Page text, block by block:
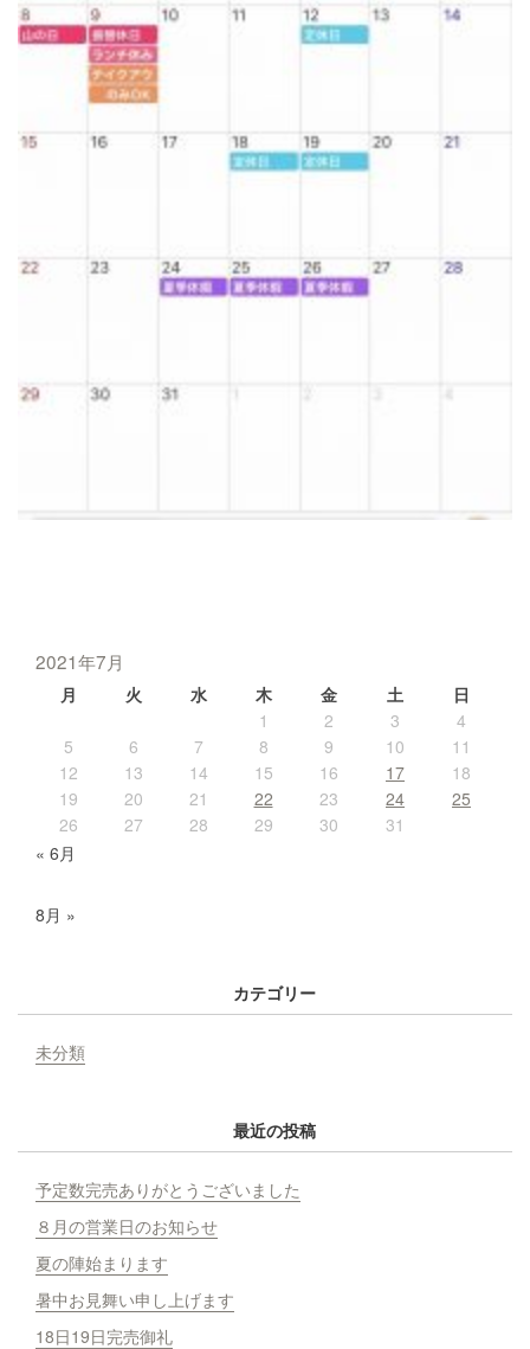
2021年7月
月 火 水 木 金 土
日
1
2 3
4
5
6 7 8 9 10
11
12
13 14 15 16 17
18
19
20 21 22 23 24
25
26
27 28 29 30
31
« 6月
8月 »
カテゴリー
未分類
最近の投稿
予定数完売ありがとうございました
８月の営業日のお知らせ
夏の陣始まります
暑中お見舞い申し上げます
18日19日完売御礼